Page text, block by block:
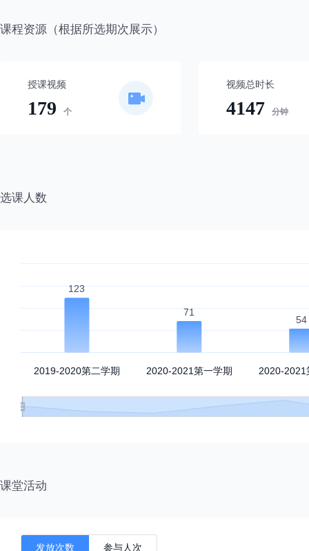
假设检验-假设检验问题
假设检验-正态总体方差的检验
双因子方差分析
高观点下的概率统计
课程资源（根据所选期次展示）
授课视频
179 个
视频总时长
4147 分钟
选课人数
课堂活动
发放次数 参与人次